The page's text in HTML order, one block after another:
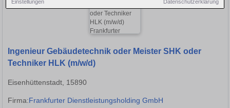
Einstellungen Datenschutzerklärung
Ingenieur Gebäudetechnik oder Meister SHK oder
Techniker HLK (m/w/d)
Eisenhüttenstadt, 15890
Firma:Frankfurter Dienstleistungsholding GmbH